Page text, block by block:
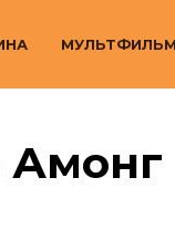
Амонг